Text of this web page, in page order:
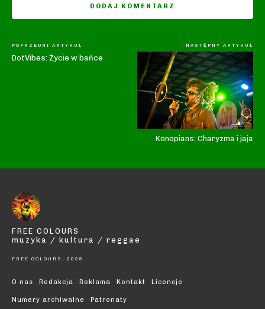
POPRZEDNI ARTYKUŁ
DotVibes: Życie w bańce
NASTĘPNY ARTYKUŁ
Konopians: Charyzma i jaja
O nas Redakcja Reklama Kontakt Licencje
Numery archiwalne Patronaty
FREE COLOURS
muzyka / kultura / reggae
FREE COLOURS, 2025